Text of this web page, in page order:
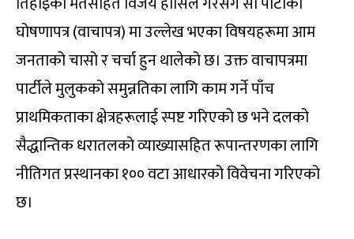
घोषणापत्र (वाचापत्र) मा उल्लेख भएका विषयहरूमा आम
जनताको चासो र चर्चा हुन थालेको छ। उक्त वाचापत्रमा
पार्टीले मुलुकको समुन्नतिका लागि काम गर्ने पाँच
प्राथमिकताका क्षेत्रहरूलाई स्पष्ट गरिएको छ भने दलको
सैद्धान्तिक धरातलको व्याख्यासहित रूपान्तरणका लागि
नीतिगत प्रस्थानका १०० वटा आधारको विवेचना गरिएको
छ।